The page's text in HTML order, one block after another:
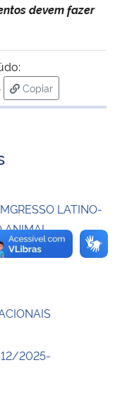
devem fazer
Copiar
para área de
LATINO-
ANIMAL
2025-